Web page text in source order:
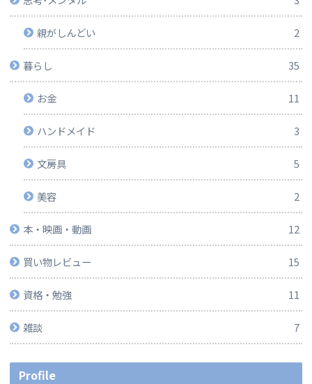
親がしんどい 2
暮らし 35
お金 11
ハンドメイド 3
文房具 5
美容 2
本・映画・動画 12
買い物レビュー 15
資格・勉強 11
雑談 7
Profile